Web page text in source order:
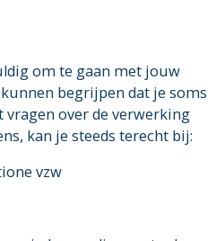
om te gaan met jouw
begrijpen dat je soms
over de verwerking
kan je steeds terecht bij:
vzw